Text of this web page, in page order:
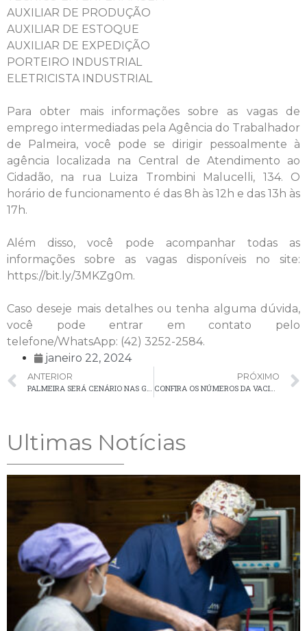
AUXILIAR DE PRODUÇÃO
AUXILIAR DE ESTOQUE
AUXILIAR DE EXPEDIÇÃO
PORTEIRO INDUSTRIAL
ELETRICISTA INDUSTRIAL
Para obter mais informações sobre as vagas de
emprego intermediadas pela Agência do Trabalhador
de Palmeira, você pode se dirigir pessoalmente à
agência localizada na Central de Atendimento ao
Cidadão, na rua Luiza Trombini Malucelli, 134. O
horário de funcionamento é das 8h às 12h e das 13h às
17h.
Além disso, você pode acompanhar todas as
informações sobre as vagas disponíveis no site:
https://bit.ly/3MKZg0m.
Caso deseje mais detalhes ou tenha alguma dúvida,
você pode entrar em contato pelo
telefone/WhatsApp: (42) 3252-2584.
janeiro 22, 2024
ANTERIOR
PRÓXIMO
CONFIRA OS NÚMEROS DA VACINAÇÃO CONTRA A COVID-19 EM PALMEIRA
Ultimas Notícias